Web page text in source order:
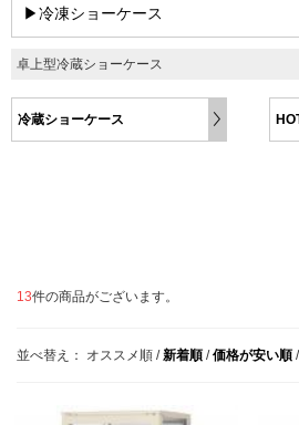
▶冷凍ショーケース
卓上型冷蔵ショーケース
冷蔵ショーケース
13件の商品がございます。
並べ替え： オススメ順 /新着順 /価格が安い順 /